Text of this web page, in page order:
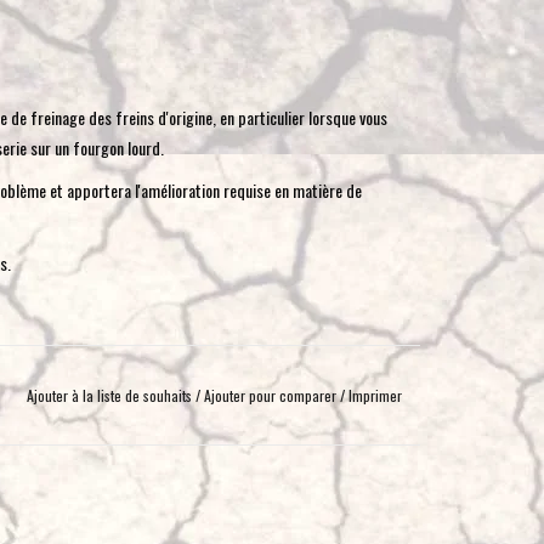
toucher
et
glisser.
de freinage des freins d'origine, en particulier lorsque vous
sur un fourgon lourd.
et apportera l'amélioration requise en matière de
Ajouter à la liste de souhaits /Ajouter pour comparer/Imprimer